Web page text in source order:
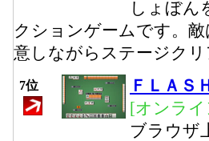
しょぼん
クションゲームです。
意しながらステージク
7位
ＦＬＡ
[オンラ
ブラウザ